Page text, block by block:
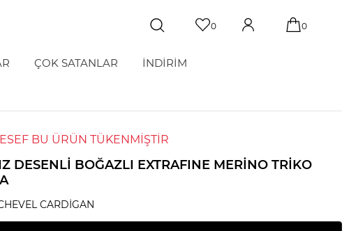
0 0
ÇOK SATANLAR İNDİRİM
BU ÜRÜN TÜKENMİŞTİR
DESENLI BOĞAZLI EXTRAFINE MERINO TRIKO
CARDIGAN